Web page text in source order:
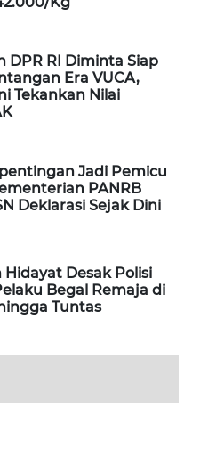
DPR RI Diminta Siap
Era VUCA,
Tekankan Nilai
Jadi Pemicu
PANRB
Deklarasi Sejak Dini
Desak Polisi
Begal Remaja di
Tuntas